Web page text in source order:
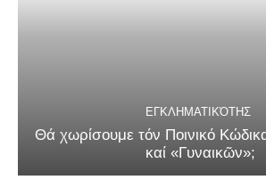
ΕΓΚΛΗΜΑΤΙΚΌΤΗΣ
Θά χωρίσουμε τόν Ποινικό
καί «Γυναικῶν»;